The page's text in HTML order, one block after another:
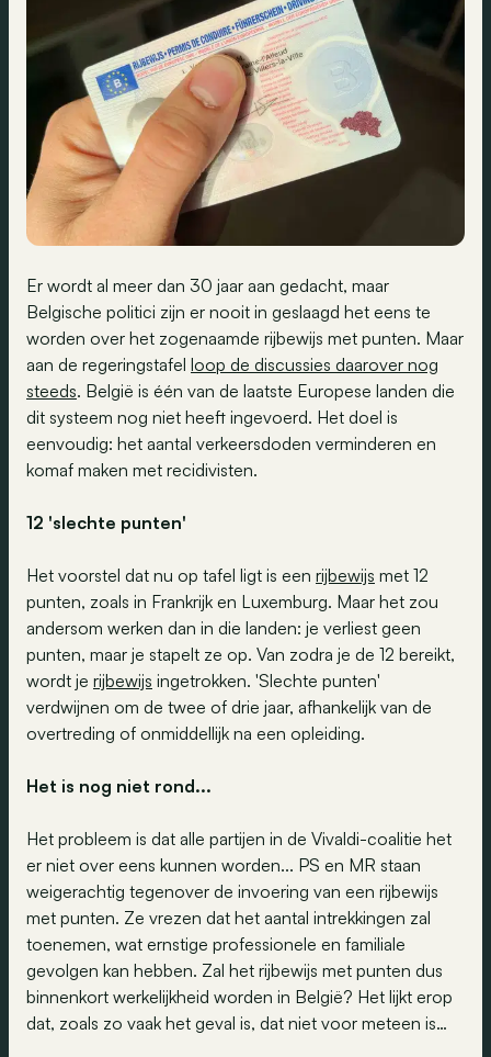
Er wordt al meer dan 30 jaar aan gedacht, maar
Belgische politici zijn er nooit in geslaagd het eens te
worden over het zogenaamde rijbewijs met punten. Maar
aan de regeringstafel loop de discussies daarover nog
steeds. België is één van de laatste Europese landen die
dit systeem nog niet heeft ingevoerd. Het doel is
eenvoudig: het aantal verkeersdoden verminderen en
komaf maken met recidivisten.
12 'slechte punten'
Het voorstel dat nu op tafel ligt is een rijbewijs met 12
punten, zoals in Frankrijk en Luxemburg. Maar het zou
andersom werken dan in die landen: je verliest geen
punten, maar je stapelt ze op. Van zodra je de 12 bereikt,
wordt je rijbewijs ingetrokken. 'Slechte punten'
verdwijnen om de twee of drie jaar, afhankelijk van de
overtreding of onmiddellijk na een opleiding.
Het is nog niet rond...
Het probleem is dat alle partijen in de Vivaldi-coalitie het
er niet over eens kunnen worden... PS en MR staan
weigerachtig tegenover de invoering van een rijbewijs
met punten. Ze vrezen dat het aantal intrekkingen zal
toenemen, wat ernstige professionele en familiale
gevolgen kan hebben. Zal het rijbewijs met punten dus
binnenkort werkelijkheid worden in België? Het lijkt erop
dat, zoals zo vaak het geval is, dat niet voor meteen is…